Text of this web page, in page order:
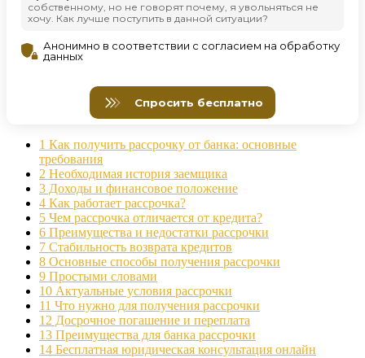
1 Как получить рассрочку от банка: основные
требования
2 Необходимая история заемщика
3 Доходы и финансовое положение
4 Как работает рассрочка?
5 Чем рассрочка отличается от кредита?
6 Преимущества и недостатки рассрочки
7 Стабильность возврата кредитов
8 Основные способы получения рассрочки
9 Простыми словами
10 Актуальные условия рассрочки
11 Что нужно для получения рассрочки
12 Досрочное погашение и переплата
13 Преимущества для банка рассрочки
14 Бесплатная юридическая консультация онлайн